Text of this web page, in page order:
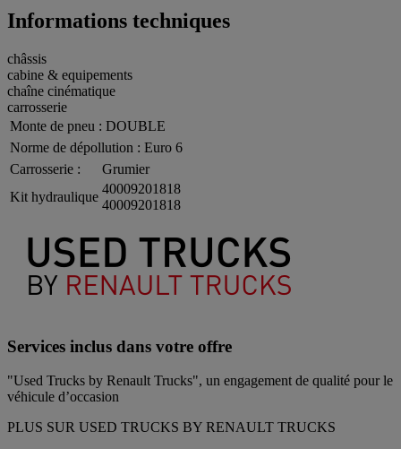
Informations techniques
châssis
cabine & equipements
chaîne cinématique
carrosserie
Monte de pneu : DOUBLE
Norme de dépollution : Euro 6
Carrosserie :
Grumier
Kit hydraulique
40009201818
40009201818
Services inclus dans votre offre
"Used Trucks by Renault Trucks", un engagement de qualité pour le
véhicule d’occasion
PLUS SUR USED TRUCKS BY RENAULT TRUCKS